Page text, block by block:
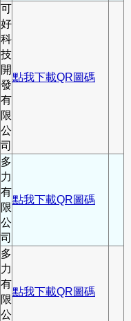
可
好
科
技
開
發
有
限
公
司
點我下載QR圖碼
多
力
有
限
公
司
點我下載QR圖碼
多
力
有
限
公
點我下載QR圖碼